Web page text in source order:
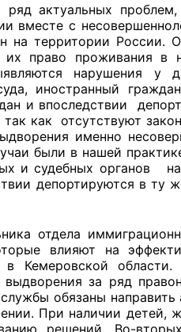
актуальных
вместе с
на территории России.
право проживания в
нарушения у
иностранный
и впоследствии
как отсутствуют
именно
были в нашей
и судебных органов
депортируются в ту
отдела
влияют на
области.
за ряд
обязаны
При наличии детей,
решений. Во-